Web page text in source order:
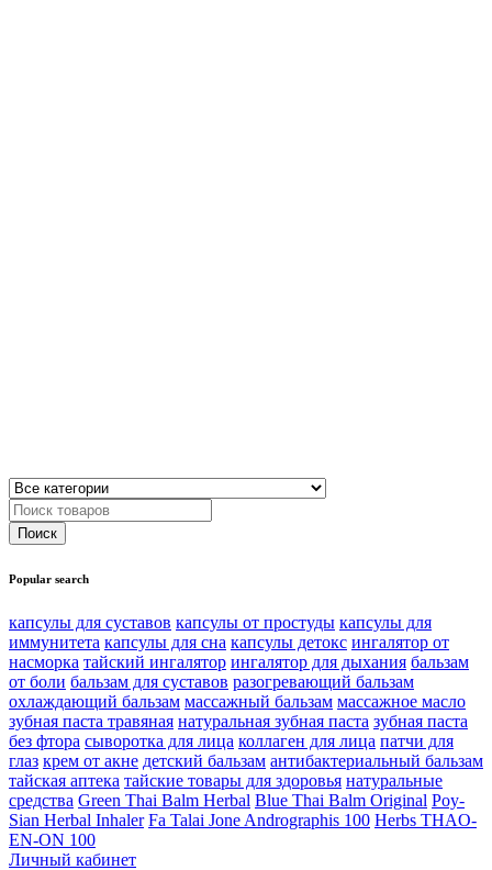
Popular search
капсулы для суставов капсулы от простуды капсулы для
иммунитета капсулы для сна капсулы детокс ингалятор от
насморка тайский ингалятор ингалятор для дыхания бальзам
от боли бальзам для суставов разогревающий бальзам
охлаждающий бальзам массажный бальзам массажное масло
зубная паста травяная натуральная зубная паста зубная паста
без фтора сыворотка для лица коллаген для лица патчи для
глаз крем от акне детский бальзам антибактериальный бальзам
тайская аптека тайские товары для здоровья натуральные
средства Green Thai Balm Herbal Blue Thai Balm Original Poy-
Sian Herbal Inhaler Fa Talai Jone Andrographis 100 Herbs THAO-
EN-ON 100
Личный кабинет